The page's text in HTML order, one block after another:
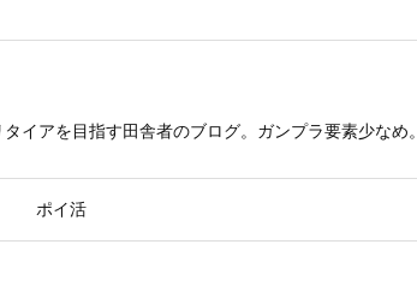
イアを目指す田舎者のブログ。ガンプラ要素少なめ。
ポイ活